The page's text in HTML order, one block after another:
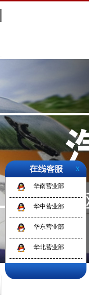
X
华南营业部
华中营业部
华东营业部
华北营业部